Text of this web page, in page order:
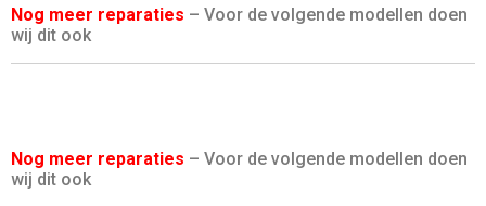
Nog meer reparaties – Voor de volgende modellen doen
wij dit ook
Nog meer reparaties – Voor de volgende modellen doen
wij dit ook